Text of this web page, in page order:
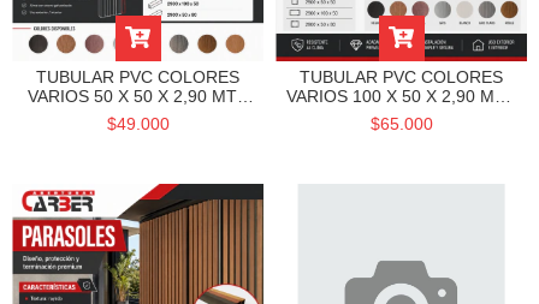
TUBULAR PVC COLORES
VARIOS 50 X 50 X 2,90 MTS
CANADIAN
$49.000
TUBULAR PVC COLORES
VARIOS 100 X 50 X 2,90 MTS
CANADIAN
$65.000